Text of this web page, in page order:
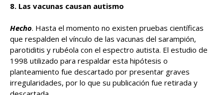
8. Las vacunas causan autismo
Hecho. Hasta el momento no existen pruebas científicas
que respalden el vínculo de las vacunas del sarampión,
parotiditis y rubéola con el espectro autista. El estudio de
1998 utilizado para respaldar esta hipótesis o
planteamiento fue descartado por presentar graves
irregularidades, por lo que su publicación fue retirada y